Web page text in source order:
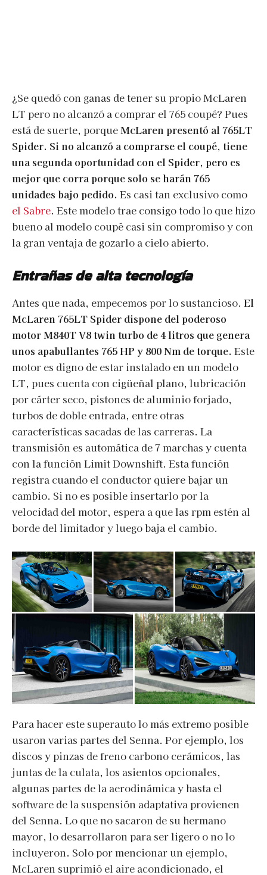
¿Se quedó con ganas de tener su propio McLaren
LT pero no alcanzó a comprar el 765 coupé? Pues
está de suerte, porqueMcLaren presentó al 765LT
Spider. Si no alcanzó a comprarse el coupé, tiene
una segunda oportunidad con el Spider, pero es
mejor que corra porque solo se harán 765
unidades bajo pedido. Es casi tan exclusivo como
el Sabre. Este modelo trae consigo todo lo que hizo
bueno al modelo coupé casi sin compromiso y con
la gran ventaja de gozarlo a cielo abierto.
Entrañas de alta tecnología
Antes que nada, empecemos por lo sustancioso. El
McLaren 765LT Spider dispone del poderoso
motor M840T V8 twin turbo de 4 litros que genera
unos apabullantes 765 HP y 800 Nm de torque. Este
motor es digno de estar instalado en un modelo
LT, pues cuenta con cigüeñal plano, lubricación
por cárter seco, pistones de aluminio forjado,
turbos de doble entrada, entre otras
características sacadas de las carreras. La
transmisión es automática de 7 marchas y cuenta
con la función Limit Downshift. Esta función
registra cuando el conductor quiere bajar un
cambio. Si no es posible insertarlo por la
velocidad del motor, espera a que las rpm estén al
borde del limitador y luego baja el cambio.
Para hacer este superauto lo más extremo posible
usaron varias partes del Senna. Por ejemplo, los
discos y pinzas de freno carbono cerámicos, las
juntas de la culata, los asientos opcionales,
algunas partes de la aerodinámica y hasta el
software de la suspensión adaptativa provienen
del Senna. Lo que no sacaron de su hermano
mayor, lo desarrollaron para ser ligero o no lo
incluyeron. Solo por mencionar un ejemplo,
McLaren suprimió el aire acondicionado, el